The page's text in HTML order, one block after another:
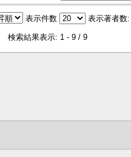
表示件数 表示著者数:
検索結果表示: 1 - 9 / 9